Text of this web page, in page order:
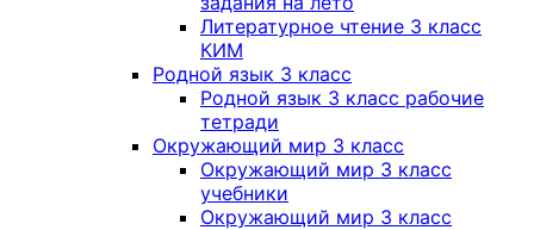
Литературное чтение 3 класс
КИМ
Родной язык 3 класс
Родной язык 3 класс рабочие
тетради
Окружающий мир 3 класс
Окружающий мир 3 класс
учебники
Окружающий мир 3 класс